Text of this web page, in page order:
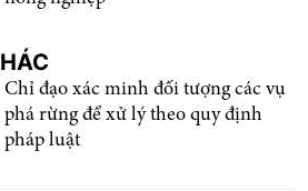
Chỉ đạo xác minh đối tượng các vụ
phá rừng để xử lý theo quy định
pháp luật